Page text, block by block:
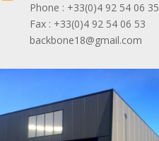
Phone : +33(0)4 92 54 06 35
Fax : +33(0)4 92 54 06 53
backbone18@gmail.com